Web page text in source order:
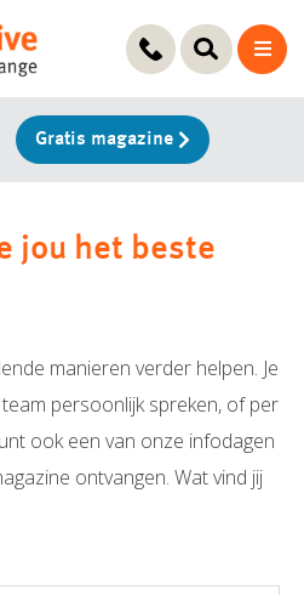
Gratis magazine
jou het beste
manieren verder helpen. Je
persoonlijk spreken, of per
ook een van onze infodagen
ontvangen. Wat vind jij